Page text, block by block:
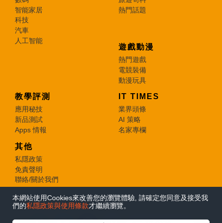
智能家居
科技
汽車
人工智能
熱門話題
遊戲動漫
熱門遊戲
電競裝備
動漫玩具
教學評測
應用秘技
新品測試
Apps 情報
IT TIMES
業界頭條
AI 策略
名家專欄
其他
私隱政策
免責聲明
聯絡/關於我們
© 2026 e-zone. All Rights Reserved.
本網站使用Cookies來改善您的瀏覽體驗, 請確定您同意及接受我
們的私隱政策與使用條款才繼續瀏覽。